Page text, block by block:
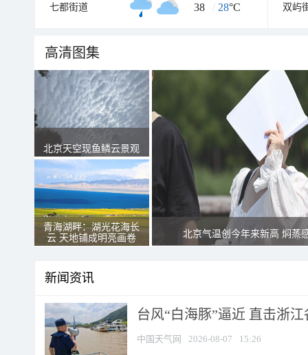
七都街道 38 / 28°C 双屿
高清图集
北京天空现鱼鳞云景观
青海湖畔：湖光花海长
云 天地铺成明亮画卷
北京气温创今年来新高 焖蒸
新闻资讯
台风“白海豚”逼近 直击浙
中国天气网 2026-08-07 15:26